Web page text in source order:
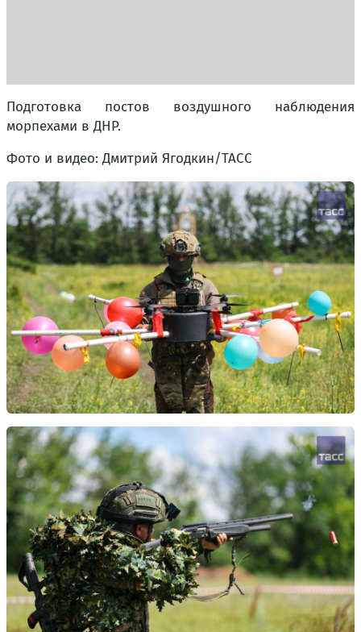
Подготовка постов воздушного наблюдения
морпехами в ДНР.
Фото и видео: Дмитрий Ягодкин/ТАСС